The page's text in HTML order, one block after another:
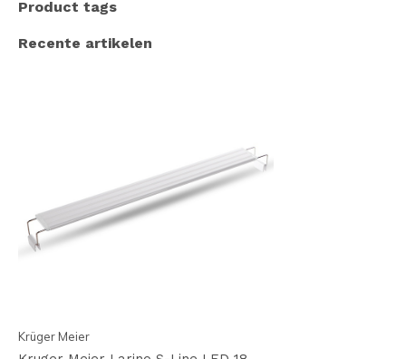
Product tags
Recente artikelen
Krüger Meier